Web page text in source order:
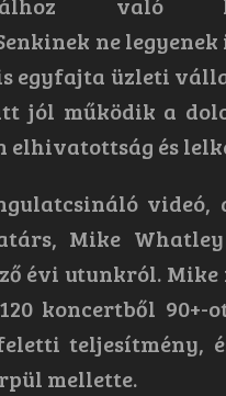
ne
egyfajta üzleti
jól működik a
elhivatottság és
videó,
Mike
évi utunkról.
koncertből 90+-
teljesítmény,
mellette.